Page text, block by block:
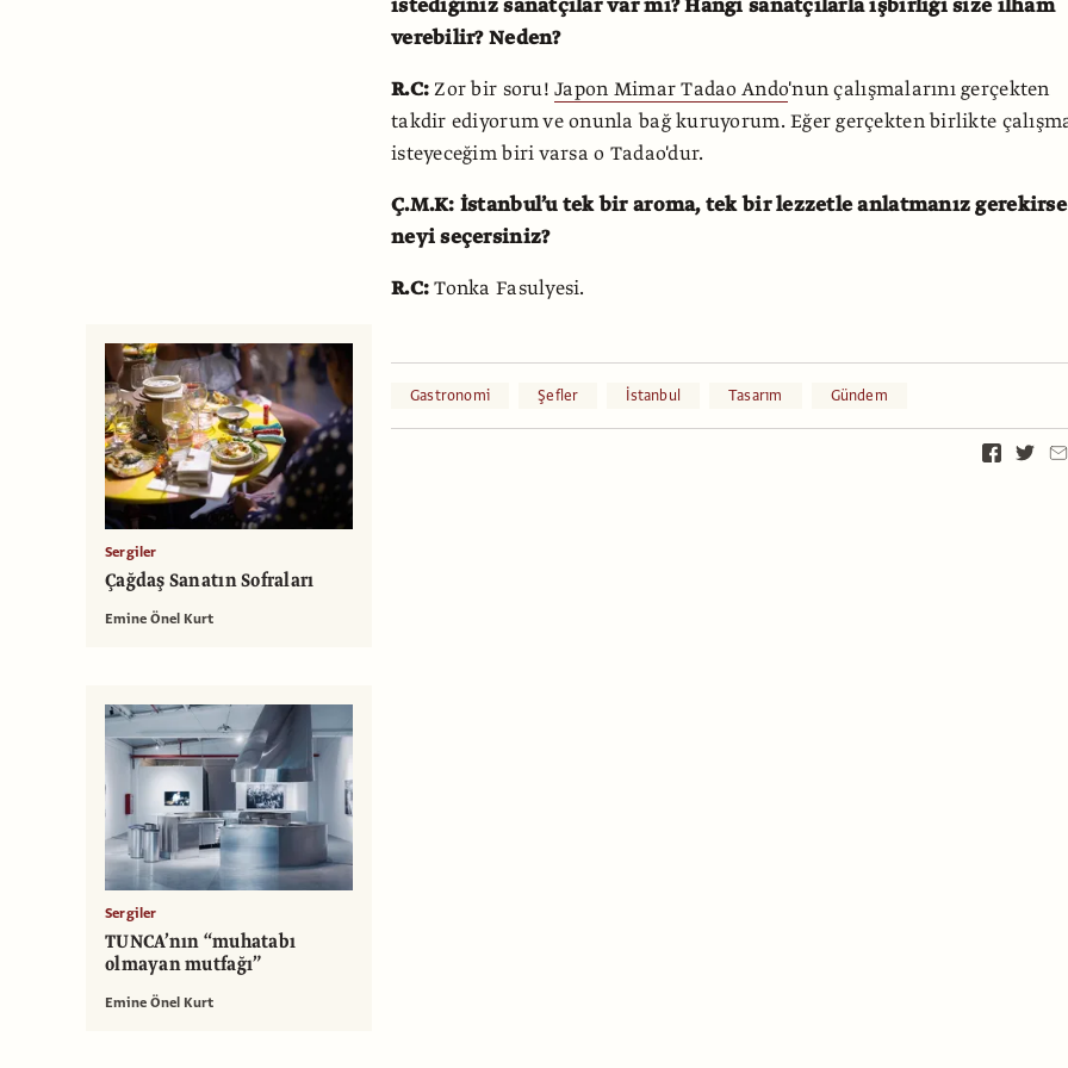
istediğiniz sanatçılar var mı? Hangi sanatçılarla işbirliği size ilham
verebilir? Neden?
R.C:Zor bir soru!Japon Mimar Tadao Ando'nun çalışmalarını gerçekten
takdir ediyorum ve onunla bağ kuruyorum. Eğer gerçekten birlikte
isteyeceğim biri varsa o Tadao'dur.
Ç.M.K: İstanbul’u tek bir aroma, tek bir lezzetle anlatmanız gerekirse
neyi seçersiniz?
R.C:Tonka Fasulyesi.
Sergiler
Çağdaş Sanatın Sofraları
Emine Önel Kurt
Sergiler
TUNCA’nın “muhatabı
olmayan mutfağı”
Emine Önel Kurt
Gastronomi Şefler İstanbul Tasarım Gündem